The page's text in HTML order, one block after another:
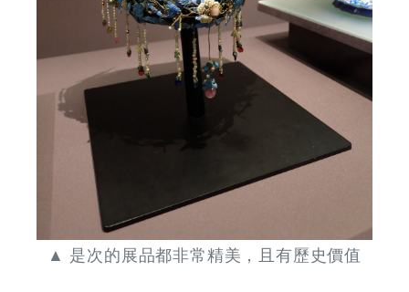
▲ 是次的展品都非常精美，且有歷史價值